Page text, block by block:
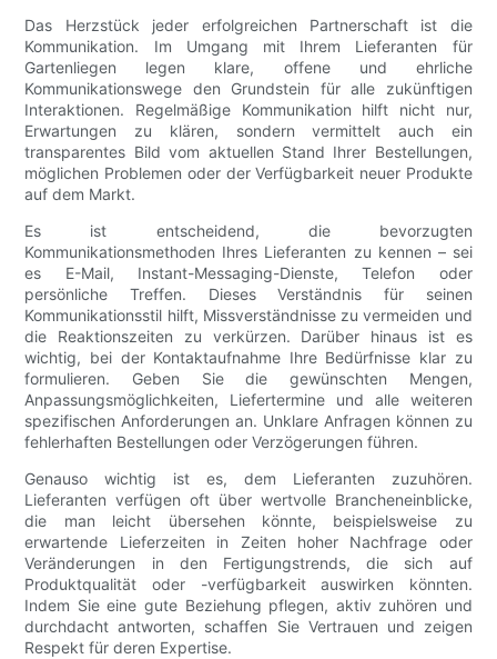
Das Herzstück jeder erfolgreichen Partnerschaft ist die
Kommunikation. Im Umgang mit Ihrem Lieferanten für
Gartenliegen legen klare, offene und ehrliche
Kommunikationswege den Grundstein für alle zukünftigen
Interaktionen. Regelmäßige Kommunikation hilft nicht nur,
Erwartungen zu klären, sondern vermittelt auch ein
transparentes Bild vom aktuellen Stand Ihrer Bestellungen,
möglichen Problemen oder der Verfügbarkeit neuer Produkte
auf dem Markt.
Es ist entscheidend, die bevorzugten
Kommunikationsmethoden Ihres Lieferanten zu kennen – sei
es E-Mail, Instant-Messaging-Dienste, Telefon oder
persönliche Treffen. Dieses Verständnis für seinen
Kommunikationsstil hilft, Missverständnisse zu vermeiden und
die Reaktionszeiten zu verkürzen. Darüber hinaus ist es
wichtig, bei der Kontaktaufnahme Ihre Bedürfnisse klar zu
formulieren. Geben Sie die gewünschten Mengen,
Anpassungsmöglichkeiten, Liefertermine und alle weiteren
spezifischen Anforderungen an. Unklare Anfragen können zu
fehlerhaften Bestellungen oder Verzögerungen führen.
Genauso wichtig ist es, dem Lieferanten zuzuhören.
Lieferanten verfügen oft über wertvolle Brancheneinblicke,
die man leicht übersehen könnte, beispielsweise zu
erwartende Lieferzeiten in Zeiten hoher Nachfrage oder
Veränderungen in den Fertigungstrends, die sich auf
Produktqualität oder -verfügbarkeit auswirken könnten.
Indem Sie eine gute Beziehung pflegen, aktiv zuhören und
durchdacht antworten, schaffen Sie Vertrauen und zeigen
Respekt für deren Expertise.